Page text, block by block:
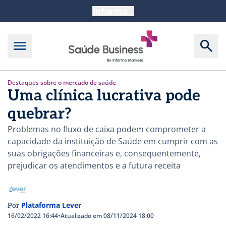
Destaques sobre o mercado de saúde
Uma clínica lucrativa pode
quebrar?
Problemas no fluxo de caixa podem comprometer a
capacidade da instituição de Saúde em cumprir com as
suas obrigações financeiras e, consequentemente,
prejudicar os atendimentos e a futura receita
Por Plataforma Lever
16/02/2022 16:44•Atualizado em 08/11/2024 18:00